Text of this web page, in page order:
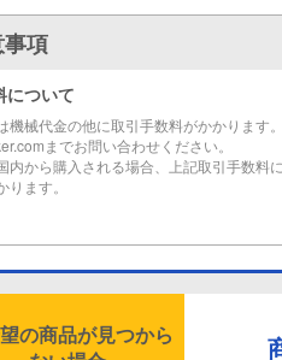
項
について
機械代金の他に取引手数料がかかります
までお問い合わせください。
内から購入される場合、上記取引手数料
ます。
の商品が見つから